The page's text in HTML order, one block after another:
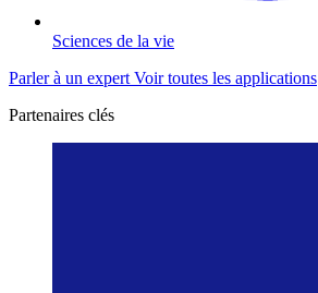
Sciences de la vie
Parler à un expert Voir toutes les applications
Partenaires clés